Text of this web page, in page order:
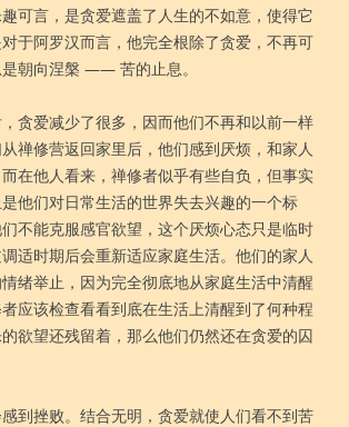
可言，是贪爱遮盖了人生的不如意，使得它
于阿罗汉而言，他完全根除了贪爱，不再可
朝向涅槃 —— 苦的止息。
贪爱减少了很多，因而他们不再和以前一样
禅修营返回家里后，他们感到厌烦，和家人
在他人看来，禅修者似乎有些自负，但事实
是他们对日常生活的世界失去兴趣的一个标
不能克服感官欲望，这个厌烦心态只是临时
适时期后会重新适应家庭生活。他们的家人
绪举止，因为完全彻底地从家庭生活中清醒
应该检查看看到底在生活上清醒到了何种程
欲望还残留着，那么他们仍然还在贪爱的囚
到挫败。结合无明，贪爱就使人们看不到苦